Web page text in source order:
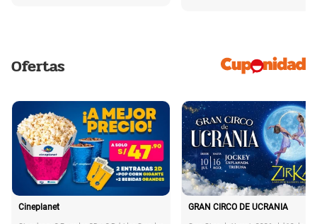
Ofertas
Cineplanet GRAN CIRCO DE UCRANIA